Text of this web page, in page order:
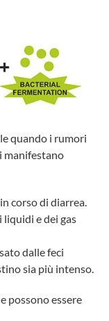
quando i rumori
manifestano
corso di diarrea.
e dei gas
dalle feci
sia più intenso.
possono essere